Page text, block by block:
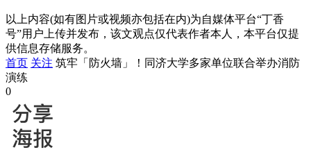
以上内容(如有图片或视频亦包括在内)为自媒体平台“丁香
号”用户上传并发布，该文观点仅代表作者本人，本平台仅提
供信息存储服务。
首页 关注 筑牢「防火墙」！同济大学多家单位联合举办消防
演练
0